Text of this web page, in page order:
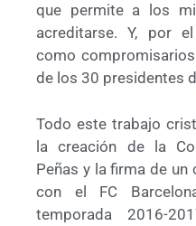
que permite a los
acreditarse. Y, por
como
de los 30 presidentes
Todo este trabajo
la creación de la
Peñas y la firma de
con el FC
temporada 2016-